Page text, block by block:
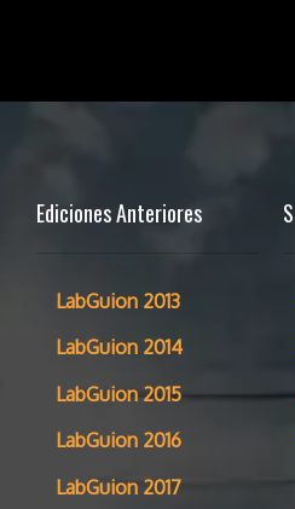
Ediciones Anteriores
LabGuion 2013
LabGuion 2014
LabGuion 2015
LabGuion 2016
LabGuion 2017